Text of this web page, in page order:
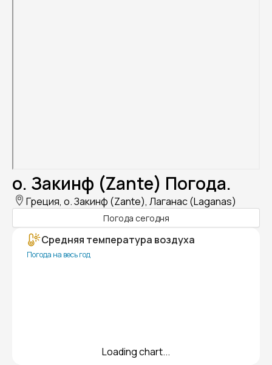
о. Закинф (Zante) Погода.
Греция, о. Закинф (Zante), Лаганас (Laganas)
Погода сегодня
Средняя температура воздуха
Погода на весь год
Loading chart...